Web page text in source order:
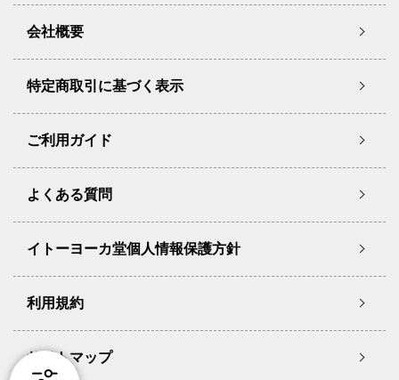
会社概要
特定商取引に基づく表示
ご利用ガイド
よくある質問
イトーヨーカ堂個人情報保護方針
利用規約
サイトマップ